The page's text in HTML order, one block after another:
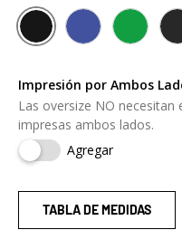
SOLID BLACKROYAL BLUE
Impresión por Ambos
Las oversize NO
impresas ambos lados.
Agregar
TABLA DE MEDIDAS